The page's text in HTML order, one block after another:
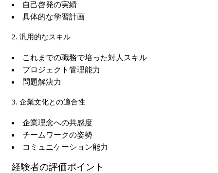
自己啓発の実績
具体的な学習計画
2. 汎用的なスキル
これまでの職務で培った対人スキル
プロジェクト管理能力
問題解決力
3. 企業文化との適合性
企業理念への共感度
チームワークの姿勢
コミュニケーション能力
経験者の評価ポイント